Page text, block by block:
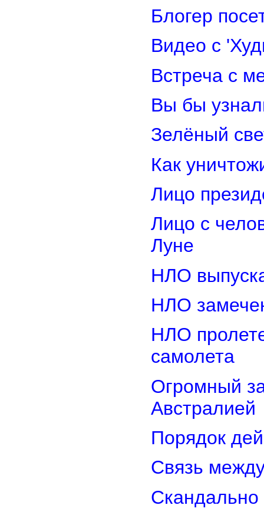
Блогер
Видео с
Встреча с
Вы бы
Зелёный
Как
Лицо
Лицо с
Луне
НЛО
НЛО
НЛО
самолета
Огромный
Австралией
Порядок
Связь